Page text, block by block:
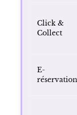
Click &
Collect
E-
réservation